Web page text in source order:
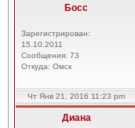
Босс
Зарегистрирован:
15.10.2011
Сообщения: 73
Откуда: Омск
Чт Янв 21, 2016 11:23 pm
Диана